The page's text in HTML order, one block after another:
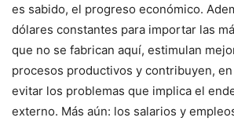
es sabido, el progreso económico.
dólares constantes para importar las
que no se fabrican aquí, estimulan
procesos productivos y contribuyen,
evitar los problemas que implica el
externo. Más aún: los salarios y